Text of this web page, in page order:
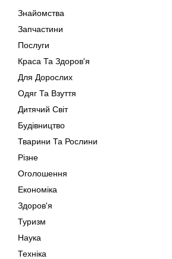
Знайомства
Запчастини
Послуги
Краса Та Здоров'я
Для Дорослих
Одяг Та Взуття
Дитячий Світ
Будівництво
Тварини Та Рослини
Різне
Оголошення
Економіка
Здоров'я
Туризм
Наука
Техніка